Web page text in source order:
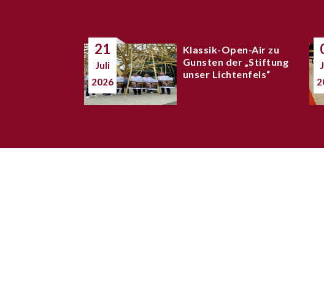
21
Juli
2026
Klassik-Open-Air zu
Gunsten der „Stiftung
unser Lichtenfels“